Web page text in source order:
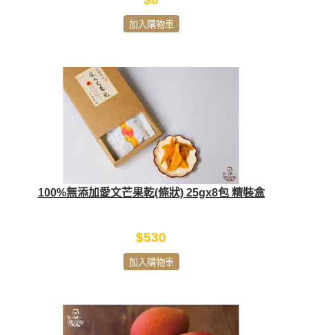
加入購物車
100%無添加愛文芒果乾(條狀) 25gx8包 精裝盒
$530
加入購物車